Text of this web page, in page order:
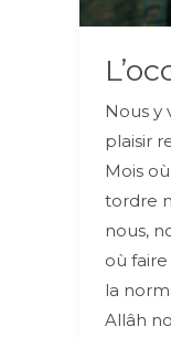
Nassi
Nous y
plaisir
Mois
tordre
nous,
où
la
Allâh